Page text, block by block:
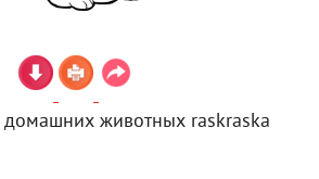
домашних животных raskraska